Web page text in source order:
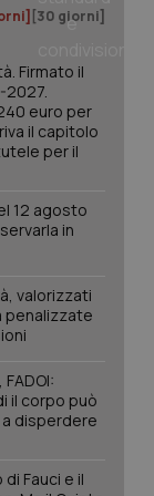
[30 giorni]
Firmato il
euro per
il capitolo
per il
12 agosto
in
valorizzati
penalizzate
il corpo può
disperdere
Fauci e il